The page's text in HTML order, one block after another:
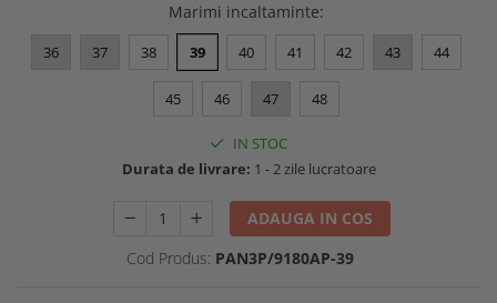
Echipamente specializate
Echipamente veterinari
Echipamente trimeri ongloane
Coliere metalice
Marimi incaltaminte:
36 37 38 39 40 41 42 43 44
45 46 47 48
IN STOC
Durata de livrare: 1 - 2 zile lucratoare
ADAUGA IN COS
Cod Produs: PAN3P/9180AP-39